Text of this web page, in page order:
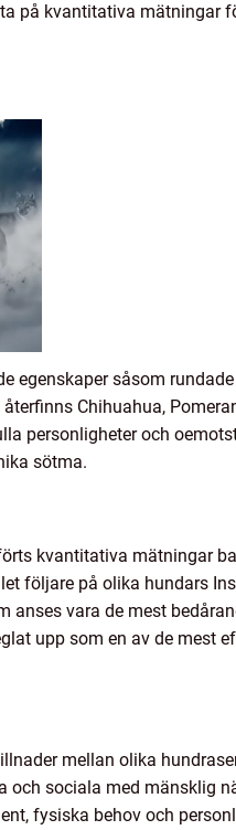
på kvantitativa mätningar
egenskaper såsom
Chihuahua,
personligheter och
sötma.
kvantitativa mätningar
följare på olika hundars
vara de mest
upp som en av de mest
mellan olika
och sociala med mänsklig
fysiska behov och